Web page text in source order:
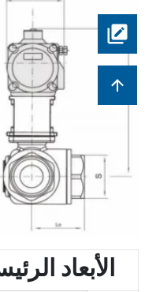
الأبعاد